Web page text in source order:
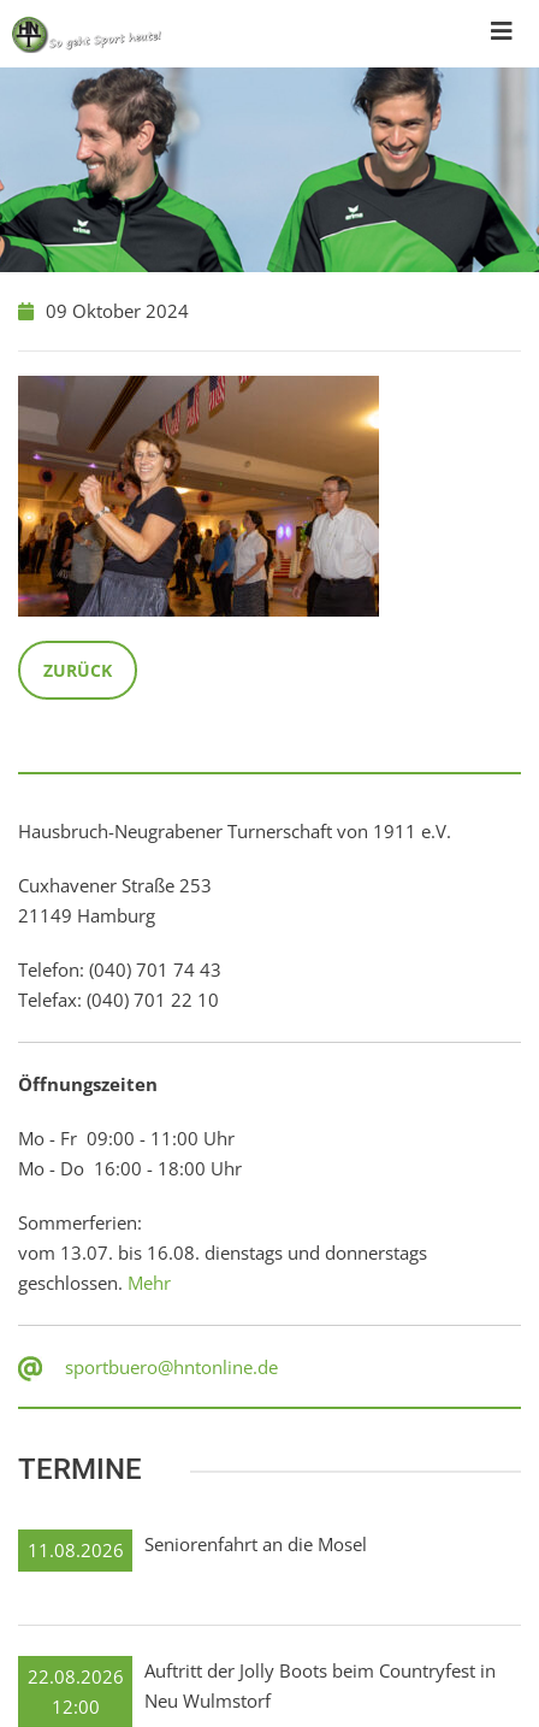
Skip
to
content
09 Oktober 2024
ZURÜCK
Hausbruch-Neugrabener Turnerschaft von 1911 e.V.
Cuxhavener Straße 253
21149 Hamburg
Telefon: (040) 701 74 43
Telefax: (040) 701 22 10
Öffnungszeiten
Mo - Fr 09:00 - 11:00 Uhr
Mo - Do 16:00 - 18:00 Uhr
Sommerferien:
vom 13.07. bis 16.08. dienstags und donnerstags
geschlossen. Mehr
sportbuero@hntonline.de
TERMINE
11.08.2026 Seniorenfahrt an die Mosel
22.08.2026
12:00
Auftritt der Jolly Boots beim Countryfest in
Neu Wulmstorf